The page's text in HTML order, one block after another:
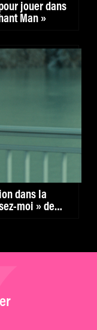
jouer dans
Man »
dans la
moi » de